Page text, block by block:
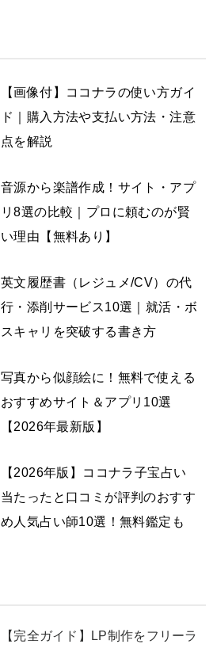
【画像付】ココナラの使い方ガイ
ド｜購入方法や支払い方法・注意
点を解説
音源から楽譜作成！サイト・アプ
リ8選の比較｜プロに頼むのが賢
い理由【無料あり】
英文履歴書（レジュメ/CV）の代
行・添削サービス10選｜就活・ボ
スキャリを突破する書き方
写真から似顔絵に！無料で使える
おすすめサイト＆アプリ10選
【2026年最新版】
【2026年版】ココナラ子宝占い
当たったと口コミが評判のおすす
め人気占い師10選！無料鑑定も
【完全ガイド】LP制作をフリーラ